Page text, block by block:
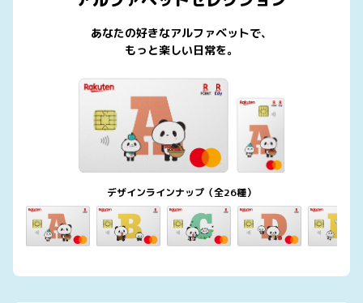
あなたの好きなアルファベットで、
もっと楽しい日常を。
デザインラインナップ（全26種）